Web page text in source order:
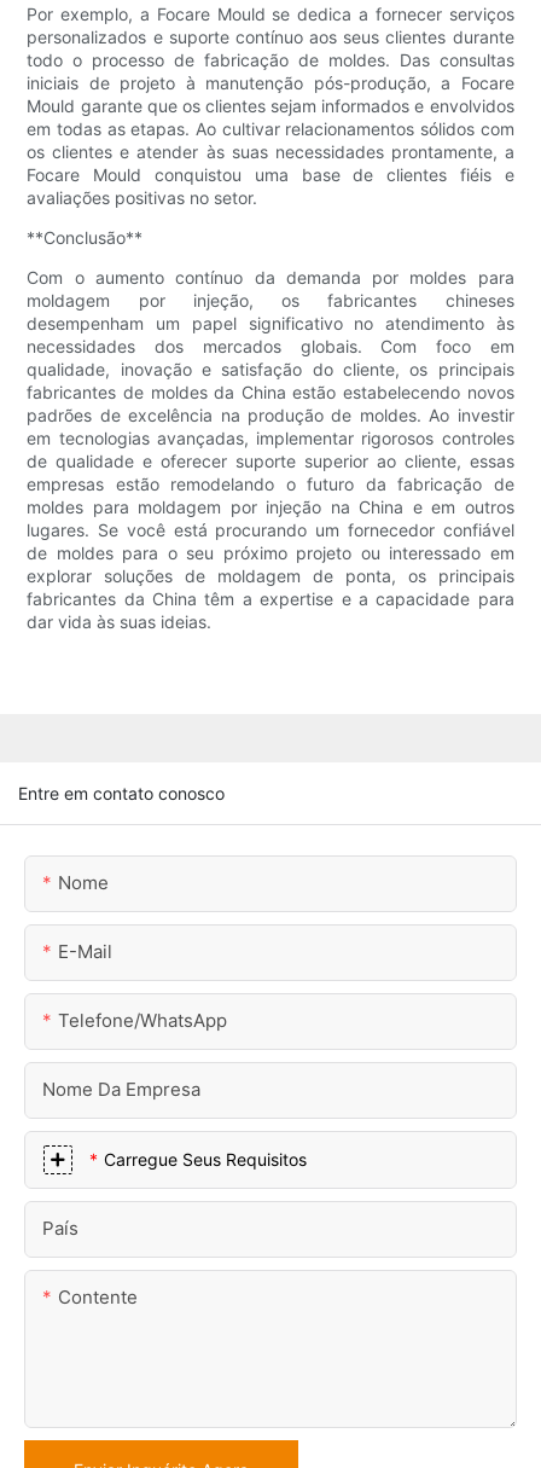
Por exemplo, a Focare Mould se dedica a fornecer serviços
personalizados e suporte contínuo aos seus clientes durante
todo o processo de fabricação de moldes. Das consultas
iniciais de projeto à manutenção pós-produção, a Focare
Mould garante que os clientes sejam informados e envolvidos
em todas as etapas. Ao cultivar relacionamentos sólidos com
os clientes e atender às suas necessidades prontamente, a
Focare Mould conquistou uma base de clientes fiéis e
avaliações positivas no setor.
**Conclusão**
Com o aumento contínuo da demanda por moldes para
moldagem por injeção, os fabricantes chineses
desempenham um papel significativo no atendimento às
necessidades dos mercados globais. Com foco em
qualidade, inovação e satisfação do cliente, os principais
fabricantes de moldes da China estão estabelecendo novos
padrões de excelência na produção de moldes. Ao investir
em tecnologias avançadas, implementar rigorosos controles
de qualidade e oferecer suporte superior ao cliente, essas
empresas estão remodelando o futuro da fabricação de
moldes para moldagem por injeção na China e em outros
lugares. Se você está procurando um fornecedor confiável
de moldes para o seu próximo projeto ou interessado em
explorar soluções de moldagem de ponta, os principais
fabricantes da China têm a expertise e a capacidade para
dar vida às suas ideias.
Entre em contato conosco
Nome
E-Mail
Telefone/WhatsApp
Nome Da Empresa
Carregue Seus Requisitos
País
Contente